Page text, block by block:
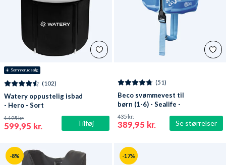
☀️ Sommerudsalg
Tilføj
(102)
Watery oppustelig isbad
- Hero - Sort
599,95 kr.
1.195 kr.
Se størrelser
(51)
Beco svømmevest til
børn (1-6) - Sealife -
Lyseblå/grøn
389,95 kr.
435 kr.
-8% -17%